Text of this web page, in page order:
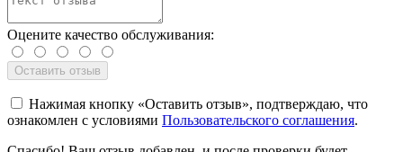
Оцените качество обслуживания:
Нажимая кнопку «Оставить отзыв», подтверждаю, что
ознакомлен с условиями Пользовательского соглашения.